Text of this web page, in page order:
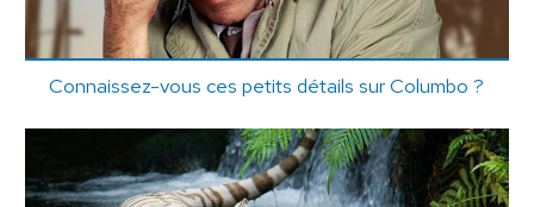
Connaissez-vous ces petits détails sur Columbo ?